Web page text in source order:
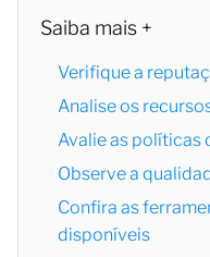
Saiba mais +
Verifique a
Analise os
Avalie as políticas
Observe a
Confira as
disponíveis